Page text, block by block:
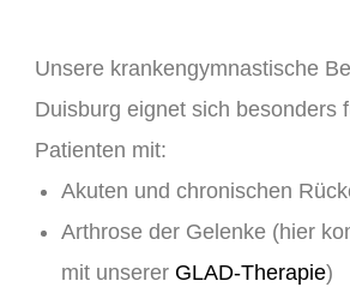
Unsere krankengymnastische
Duisburg eignet sich besonders
Patienten mit:
Akuten und chronischen
Arthrose der Gelenke (hier
mit unserer GLAD-Therapie)